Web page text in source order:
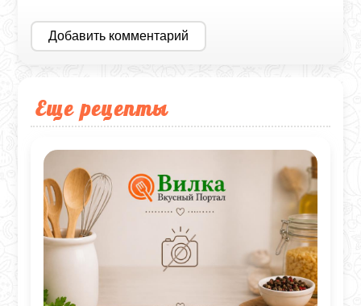
Добавить комментарий
Еще рецепты